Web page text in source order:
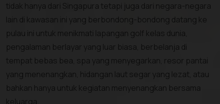
tidak hanya dari Singapura tetapi juga dari negara-negara
lain di kawasan ini yang berbondong-bondong datang ke
pulau ini untuk menikmati lapangan golf kelas dunia,
pengalaman berlayar yang luar biasa, berbelanja di
tempat bebas bea, spa yang menyegarkan, resor pantai
yang menenangkan, hidangan laut segar yang lezat, atau
bahkan hanya untuk kegiatan menyenangkan bersama
keluarga.